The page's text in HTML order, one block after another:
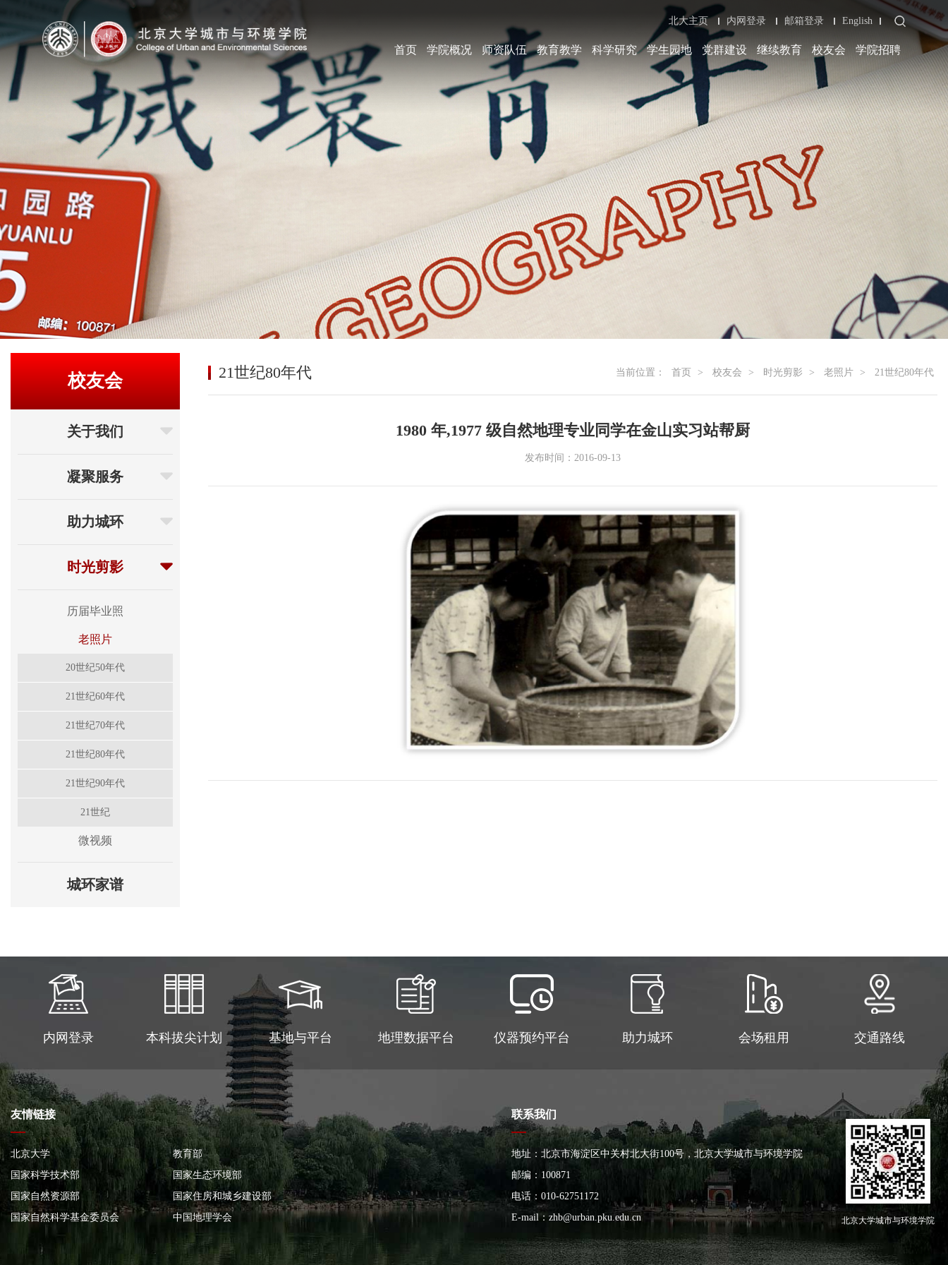
北大主页 内网登录 邮箱登录 English
首页 学院概况 师资队伍 教育教学 科学研究 学生园地 党群建设 继续教育 校友会 学院招聘
校友会
关于我们
凝聚服务
助力城环
时光剪影
历届毕业照
老照片
20世纪50年代
21世纪60年代
21世纪70年代
21世纪80年代
21世纪90年代
21世纪
微视频
城环家谱
21世纪80年代 当前位置： 首页 > 校友会 > 时光剪影 > 老照片 > 21世纪80年代
1980 年,1977 级自然地理专业同学在金山实习站帮厨
发布时间：2016-09-13
内网登录 本科拔尖计划 基地与平台 地理数据平台 仪器预约平台 助力城环 会场租用 交通路线
友情链接
北京大学
教育部
国家科学技术部
国家生态环境部
国家自然资源部
国家住房和城乡建设部
国家自然科学基金委员会
中国地理学会
联系我们
地址：北京市海淀区中关村北大街100号，北京大学城市与环境学院
大楼
邮编：100871
电话：010-62751172
E-mail： zhb@urban.pku.edu.cn 北京大学城市与环境学院